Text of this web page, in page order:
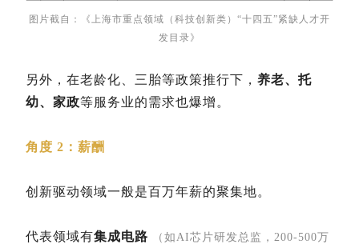
图片截自：《上海市重点领域（科技创新类）“十四五”紧缺人才开
发目录》
另外，在老龄化、三胎等政策推行下， 养老、托
幼、家政等服务业的需求也爆增。
角度 2：薪酬
创新驱动领域一般是百万年薪的聚集地。
代表领域有集成电路
（如AI芯片研发总监，200-500万